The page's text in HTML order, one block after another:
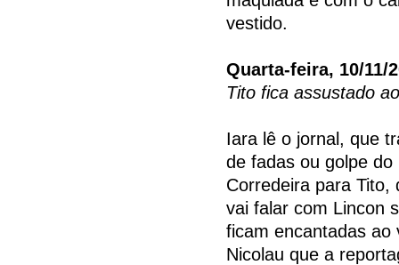
vestido.
Quarta-feira, 10/11/
Tito fica assustado
Iara lê o jornal, que
de fadas ou golpe
Corredeira para Tito,
vai falar com Lincon
ficam encantadas ao
Nicolau que a